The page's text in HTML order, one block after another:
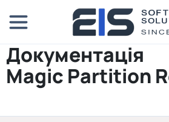
Документація
Magic Partition